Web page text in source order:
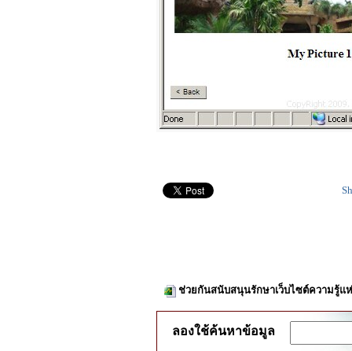
ช่วยกันสนับสนุนรักษาเว็บไซต์ความรู้แ
ลองใช้ค้นหาข้อมูล